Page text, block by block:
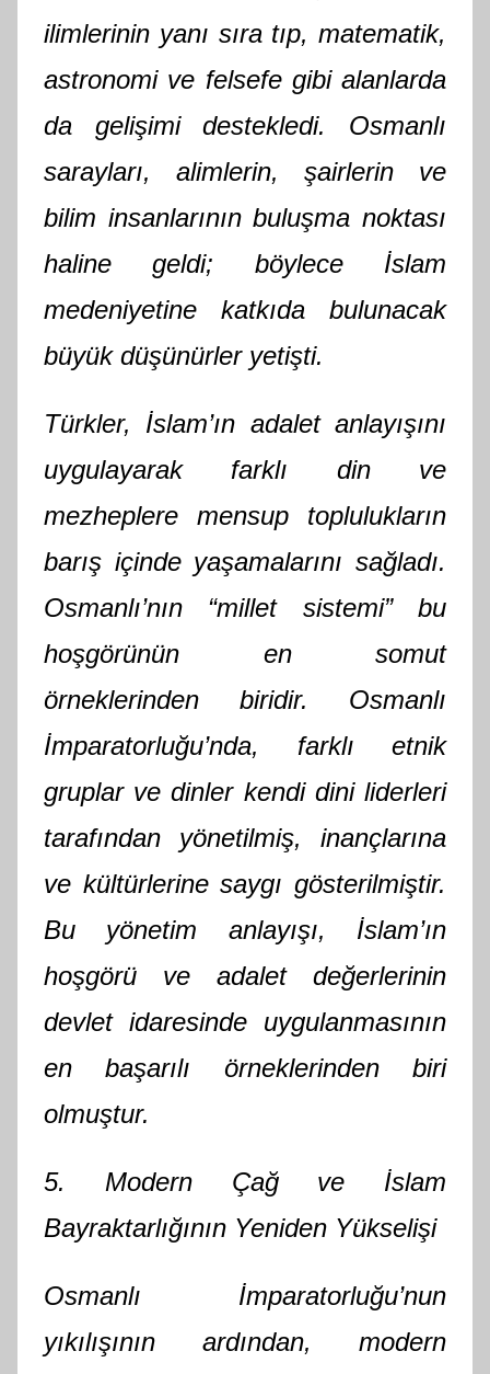
ilimlerinin yanı sıra tıp, matematik,
astronomi ve felsefe gibi alanlarda
da gelişimi destekledi. Osmanlı
sarayları, alimlerin, şairlerin ve
bilim insanlarının buluşma noktası
haline geldi; böylece İslam
medeniyetine katkıda bulunacak
büyük düşünürler yetişti.
Türkler, İslam’ın adalet anlayışını
uygulayarak farklı din ve
mezheplere mensup toplulukların
barış içinde yaşamalarını sağladı.
Osmanlı’nın “millet sistemi” bu
hoşgörünün en somut
örneklerinden biridir. Osmanlı
İmparatorluğu’nda, farklı etnik
gruplar ve dinler kendi dini liderleri
tarafından yönetilmiş, inançlarına
ve kültürlerine saygı gösterilmiştir.
Bu yönetim anlayışı, İslam’ın
hoşgörü ve adalet değerlerinin
devlet idaresinde uygulanmasının
en başarılı örneklerinden biri
olmuştur.
5. Modern Çağ ve İslam
Bayraktarlığının Yeniden Yükselişi
Osmanlı İmparatorluğu’nun
yıkılışının ardından, modern